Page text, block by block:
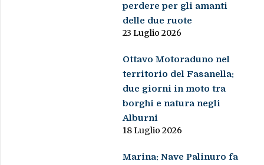
perdere per gli amanti
delle due ruote
23 Luglio 2026
Ottavo Motoraduno nel
territorio del Fasanella:
due giorni in moto tra
borghi e natura negli
Alburni
18 Luglio 2026
Marina: Nave Palinuro fa